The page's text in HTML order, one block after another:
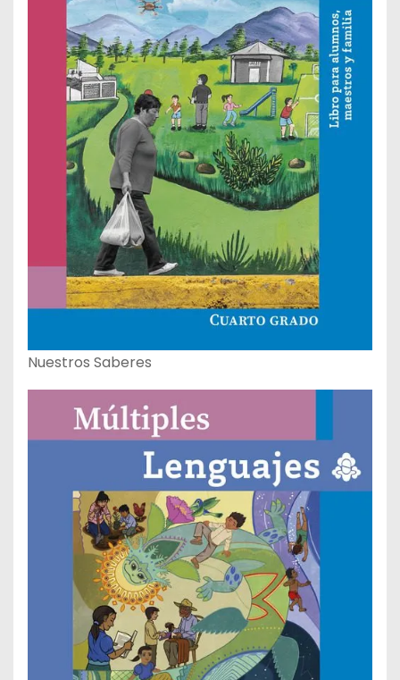
Nuestros Saberes